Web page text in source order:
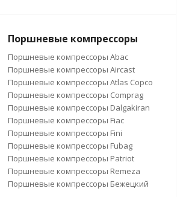
Поршневые компрессоры
Поршневые компрессоры Abac
Поршневые компрессоры Aircast
Поршневые компрессоры Atlas Copco
Поршневые компрессоры Comprag
Поршневые компрессоры Dalgakiran
Поршневые компрессоры Fiac
Поршневые компрессоры Fini
Поршневые компрессоры Fubag
Поршневые компрессоры Patriot
Поршневые компрессоры Remeza
Поршневые компрессоры Бежецкий